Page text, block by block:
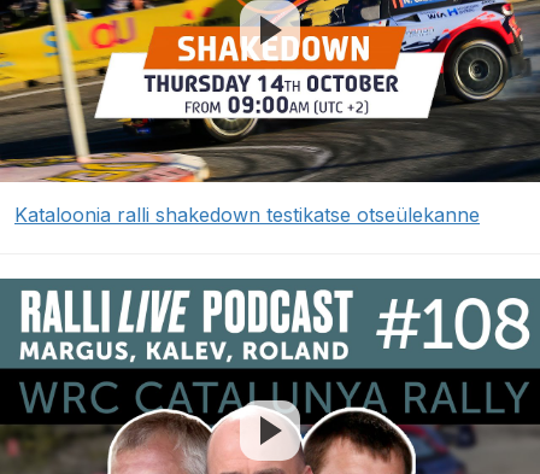
Kataloonia ralli shakedown testikatse otseülekanne